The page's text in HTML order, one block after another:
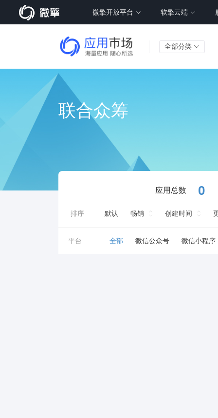
微擎开放平台 软擎云端
全部分类
联合众筹
应用总数 0
排序 默认 畅销 创建时间
平台 全部 微信公众号 微信小程序